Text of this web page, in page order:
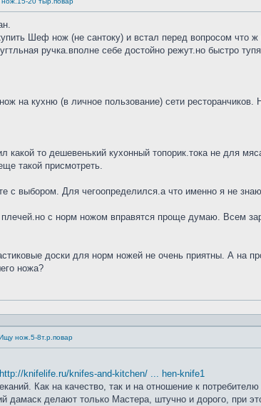
Шеф нож (не сантоку) и встал перед вопросом что
ручка.вполне себе достойно режут.но быстро
на кухню (в личное пользование) сети
какой то дешевенький кухонный топорик.тока не для
такой присмотреть.
с выбором. Для чегоопределился.а что именно я не
плечей.но с норм ножом вправятся проще думаю. Всем
доски для норм ножей не очень приятны. А на
ножа?
нож.5-8т.р.повар
http://knifelife.ru/knifes-and-kitchen/ ... hen-knife1
Как на качество, так и на отношение к потребителю
дамаск делают только Мастера, штучно и дорого, при